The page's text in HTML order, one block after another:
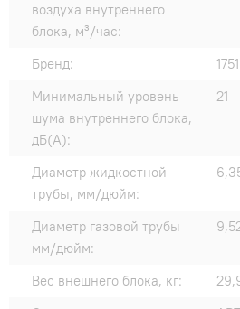
воздуха внутреннего
блока, м³/час:
Бренд:
1751
Минимальный уровень
шума внутреннего блока,
дБ(А):
21
Диаметр жидкостной
трубы, мм/дюйм:
Диаметр газовой трубы
мм/дюйм:
Вес внешнего блока, кг: